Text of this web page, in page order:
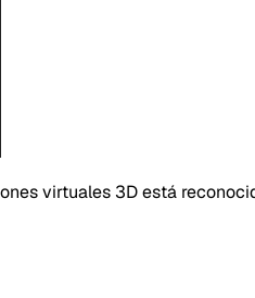
virtuales 3D está